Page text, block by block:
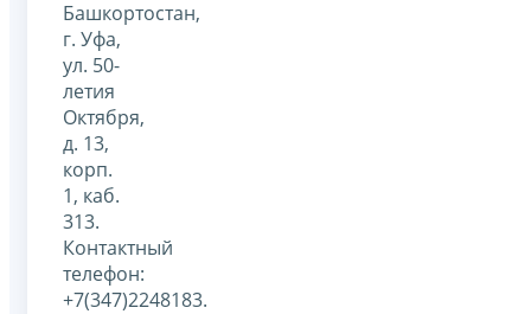
Башкортостан,
г. Уфа,
ул. 50-
летия
Октября,
д. 13,
корп.
1, каб.
313.
Контактный
телефон:
+7(347)2248183.